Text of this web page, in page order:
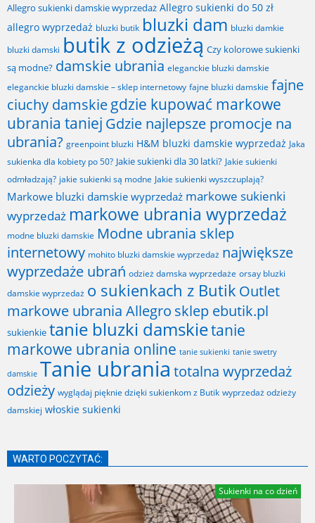
Allegro sukienki damskie wyprzedaż Allegro sukienki do 50 zł
allegro wyprzedaż bluzki butik bluzki dam bluzki damkie
bluzki damski butik z odzieżą Czy kolorowe sukienki
są modne? damskie ubrania eleganckie bluzki damskie
eleganckie bluzki damskie – sklep internetowy fajne bluzki damskie fajne
ciuchy damskiegdzie kupować markowe
ubrania taniej Gdzie najlepsze promocje na
ubrania? greenpoint bluzki H&M bluzki damskie wyprzedaż Jaka
sukienka dla kobiety po 50? Jakie sukienki dla 30 latki? Jakie sukienki
odmładzają? jakie sukienki są modne Jakie sukienki wyszczuplają?
Markowe bluzki damskie wyprzedaż markowe sukienki
wyprzedaż markowe ubrania wyprzedaż
modne bluzki damskie Modne ubrania sklep
internetowy mohito bluzki damskie wyprzedaż największe
wyprzedaże ubrań odzież damska wyprzedaże orsay bluzki
damskie wyprzedaż o sukienkach z Butik Outlet
markowe ubrania Allegro sklep ebutik.pl
sukienkie tanie bluzki damskietanie
markowe ubrania online tanie sukienki tanie swetry
damskie Tanie ubrania totalna wyprzedaż
odzieży wyglądaj pięknie dzięki sukienkom z Butik wyprzedaż odzieży
damskiej włoskie sukienki
WARTO POCZYTAĆ:
Sukienki na co dzień